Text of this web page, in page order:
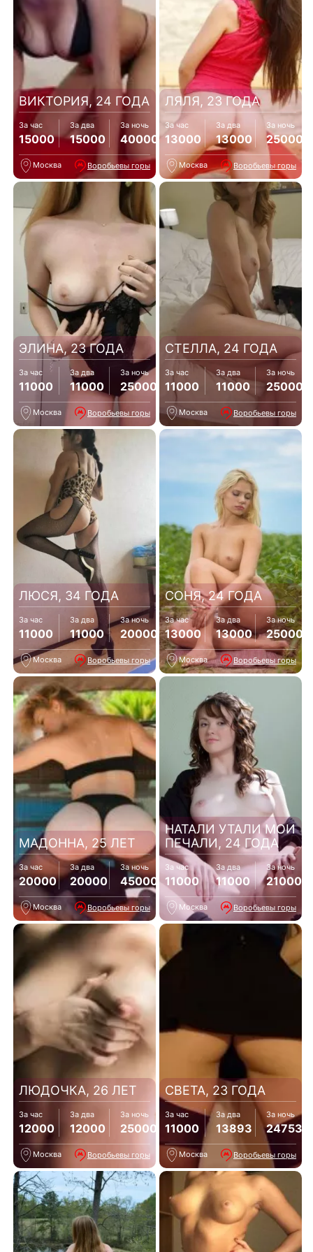
ВИКТОРИЯ, 24 ГОДА
За час
15000
За два
15000
За ночь
40000
Москва Воробьевы горы
ЛЯЛЯ, 23 ГОДА
За час
13000
За два
13000
За ночь
25000
Москва Воробьевы горы
ЭЛИНА, 23 ГОДА
За час
11000
За два
11000
За ночь
25000
Москва Воробьевы горы
СТЕЛЛА, 24 ГОДА
За час
11000
За два
11000
За ночь
25000
Москва Воробьевы горы
ЛЮСЯ, 34 ГОДА
За час
11000
За два
11000
За ночь
20000
Москва Воробьевы горы
СОНЯ, 24 ГОДА
За час
13000
За два
13000
За ночь
25000
Москва Воробьевы горы
МАДОННА, 25 ЛЕТ
За час
20000
За два
20000
За ночь
45000
Москва Воробьевы горы
НАТАЛИ УТАЛИ МОИ
ПЕЧАЛИ, 24 ГОДА
За час
11000
За два
11000
За ночь
21000
Москва Воробьевы горы
ЛЮДОЧКА, 26 ЛЕТ
За час
12000
За два
12000
За ночь
25000
Москва Воробьевы горы
СВЕТА, 23 ГОДА
За час
11000
За два
13893
За ночь
24753
Москва Воробьевы горы